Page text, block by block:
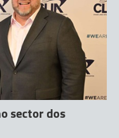
sector dos